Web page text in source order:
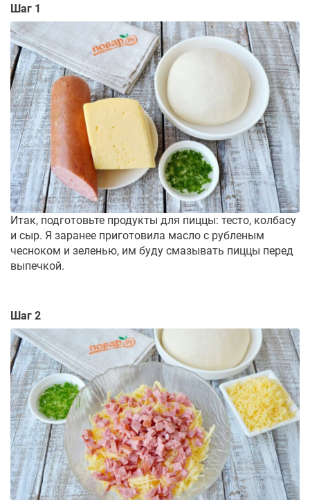
Шаг 1
Итак, подготовьте продукты для пиццы: тесто, колбасу
и сыр. Я заранее приготовила масло с рубленым
чесноком и зеленью, им буду смазывать пиццы перед
выпечкой.
Шаг 2